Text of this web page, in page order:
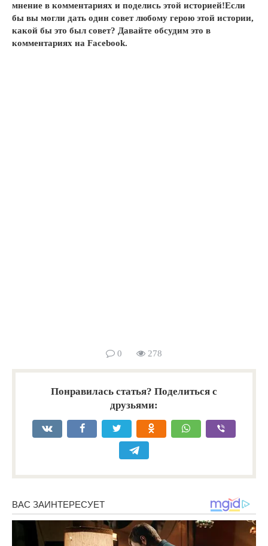
мнение в комментариях и поделись этой историей!Если
бы вы могли дать один совет любому герою этой истории,
какой бы это был совет? Давайте обсудим это в
комментариях на Facebook.
0 278
Понравилась статья? Поделиться с
друзьями: